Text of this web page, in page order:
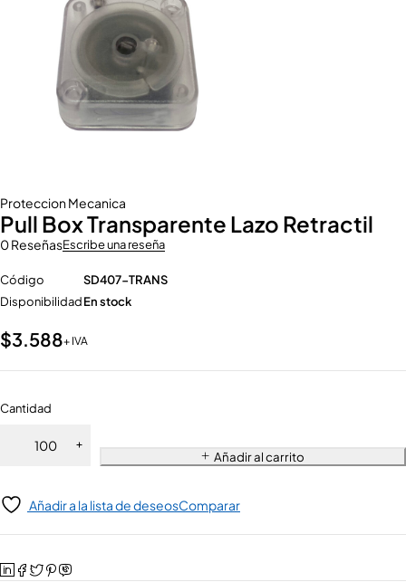
Proteccion Mecanica
Pull Box Transparente Lazo Retractil
0 ReseñasEscribe una reseña
Código
SD407-TRANS
DisponibilidadEn stock
$3.588+ IVA
Cantidad
Añadir al carrito
Añadir a la lista de deseosComparar